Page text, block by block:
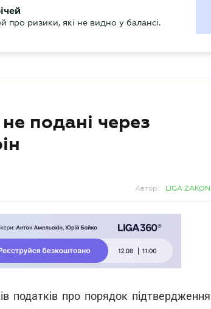
подані через
Автор: LIGA ZAKON
податків про порядок підтвердження